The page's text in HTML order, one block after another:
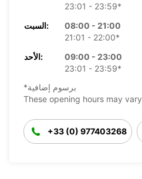
23:01 - 23:59*
السبت:
08:00 - 21:00
21:01 - 22:00*
الأحد:
09:00 - 23:00
23:01 - 23:59*
*برسوم إضافية
These opening hours may
+33 (0) 977403268